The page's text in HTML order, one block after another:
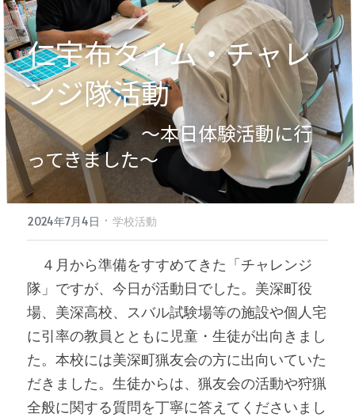
採用情報
お問い合わせ
仁宇布タイム・チャレ
ンジ隊活動
～本日体験活動に行
ってきました～
2024年7月4日 · 学校活動
４月から準備をすすめてきた「チャレンジ
隊」ですが、今日が活動日でした。美深町役
場、美深高校、スバル試験場等の施設や個人宅
に引率の教員とともに児童・生徒が出向きまし
た。 本校には美深町猟友会の方に出向いていた
だきました。生徒からは、猟友会の活動や狩猟
全般に関する質問を丁寧に答えてくださいまし